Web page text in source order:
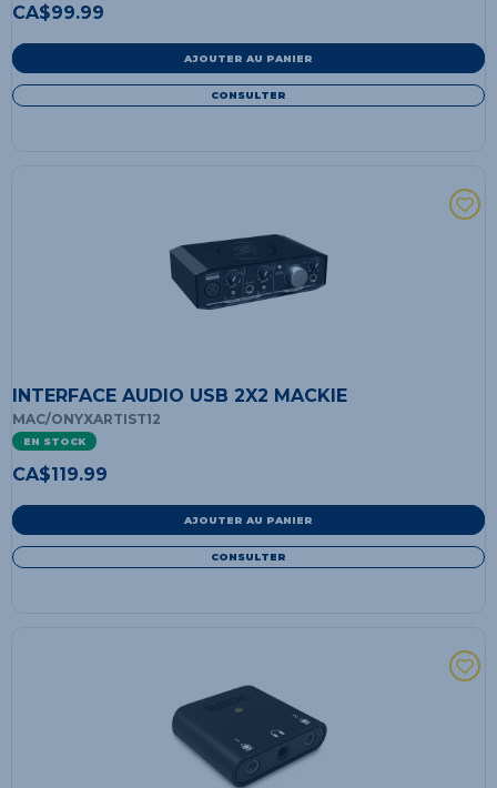
CA$99.99
AJOUTER AU PANIER
CONSULTER
INTERFACE AUDIO USB 2X2 MACKIE
MAC/ONYXARTIST12
EN STOCK
CA$119.99
AJOUTER AU PANIER
CONSULTER